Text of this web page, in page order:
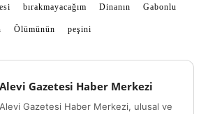
bırakmayacağım Dinanın Gabonlu
Ölümünün peşini
Alevi Gazetesi Haber Merkezi
Alevi Gazetesi Haber Merkezi, ulusal ve